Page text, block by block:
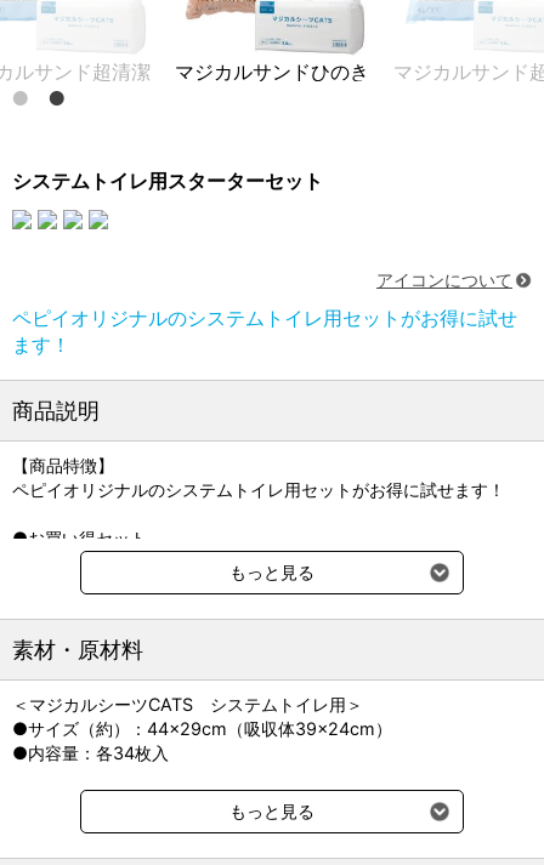
マジカルサンドひのき マジカルサンド超清潔 マジカル
システムトイレ用スターターセット
アイコンについて
ペピイオリジナルのシステムトイレ用セットがお得に試せ
ます！
商品説明
【商品特徴】
ペピイオリジナルのシステムトイレ用セットがお得に試せます！
●お買い得セット
猫と飼い主のことを考え抜いて作った
ペピイオリジナルのシステムトイレ用猫砂＆シーツを
この機会にぜひ、お試しください！
◎マジカルシーツＣＡＴＳ ＋ マジカルサンド 超清潔 ￥1,958
⇒￥1,200（約38％OFF）
◎マジカルシーツＣＡＴＳ ＋ マジカルサンド ひのき ￥1,760
⇒￥1,000（約43％OFF）
各商品の詳細は、それぞれの商品ページで詳しくご紹介中！
もっと見る
素材・原材料
＜マジカルシーツCATS システムトイレ用＞
●サイズ（約）：44×29cm（吸収体39×24cm）
●内容量：各34枚入
＜マジカルサンドひのき システムトイレ用＞
●主材：ひのき木粉
もっと見る